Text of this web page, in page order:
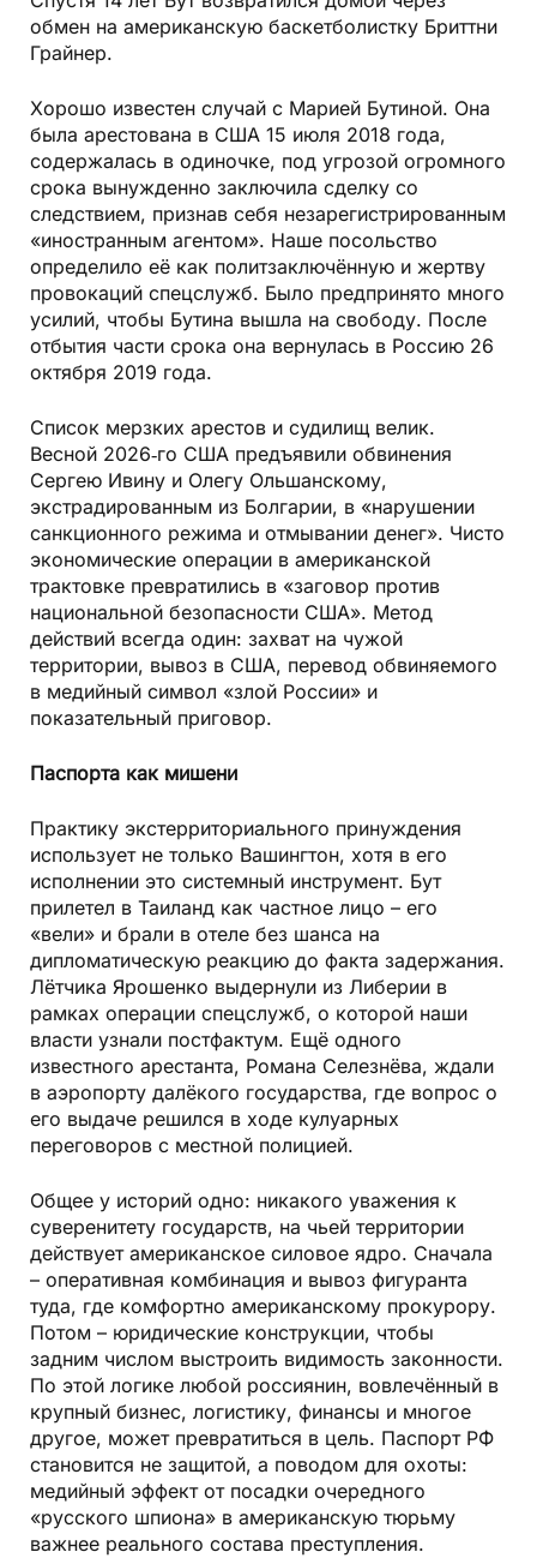
обмен на американскую баскетболистку Бриттни
Грайнер.
Хорошо известен случай с Марией Бутиной. Она
была арестована в США 15 июля 2018 года,
содержалась в одиночке, под угрозой огромного
срока вынужденно заключила сделку со
следствием, признав себя незарегистрированным
«иностранным агентом». Наше посольство
определило её как политзаключённую и жертву
провокаций спецслужб. Было предпринято много
усилий, чтобы Бутина вышла на свободу. После
отбытия части срока она вернулась в Россию 26
октября 2019 года.
Список мерзких арестов и судилищ велик.
Весной 2026‑го США предъявили обвинения
Сергею Ивину и Олегу Ольшанскому,
экстрадированным из Болгарии, в «нарушении
санкционного режима и отмывании денег». Чисто
экономические операции в американской
трактовке превратились в «заговор против
национальной безопасности США». Метод
действий всегда один: захват на чужой
территории, вывоз в США, перевод обвиняемого
в медийный символ «злой России» и
показательный приговор.
Паспорта как мишени
Практику экстерриториального принуждения
использует не только Вашингтон, хотя в его
исполнении это системный инструмент. Бут
прилетел в Таиланд как частное лицо – его
«вели» и брали в отеле без шанса на
дипломатическую реакцию до факта задержания.
Лётчика Ярошенко выдернули из Либерии в
рамках операции спецслужб, о которой наши
власти узнали постфактум. Ещё одного
известного арестанта, Романа Селезнёва, ждали
в аэропорту далёкого государства, где вопрос о
его выдаче решился в ходе кулуарных
переговоров с местной полицией.
Общее у историй одно: никакого уважения к
суверенитету государств, на чьей территории
действует американское силовое ядро. Сначала
– оперативная комбинация и вывоз фигуранта
туда, где комфортно американскому прокурору.
Потом – юридические конструкции, чтобы
задним числом выстроить видимость законности.
По этой логике любой россиянин, вовлечённый в
крупный бизнес, логистику, финансы и многое
другое, может превратиться в цель. Паспорт РФ
становится не защитой, а поводом для охоты:
медийный эффект от посадки очередного
«русского шпиона» в американскую тюрьму
важнее реального состава преступления.